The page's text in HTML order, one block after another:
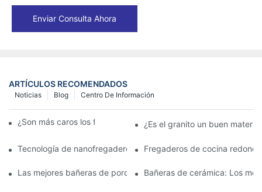
Enviar Consulta Ahora
ARTÍCULOS RECOMENDADOS
Centro De Información
Blog
Noticias
¿Son más caros los fregaderos de granito?¿Es el granito un buen
Tecnología de nanofregaderos: lo que los propietarios deben
Fregaderos de cocina
Las mejores bañeras de porcelana para un baño clásico
Bañeras de cerámica: Los